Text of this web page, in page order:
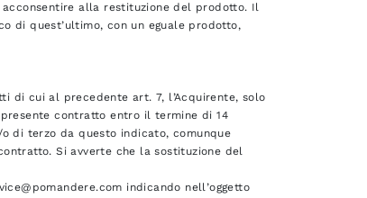
alla restituzione del prodotto. Il
di quest’ultimo, con un eguale prodotto,
di cui al precedente art. 7, l’Acquirente, solo
contratto entro il termine di 14
di terzo da questo indicato, comunque
Si avverte che la sostituzione del
indicando nell’oggetto